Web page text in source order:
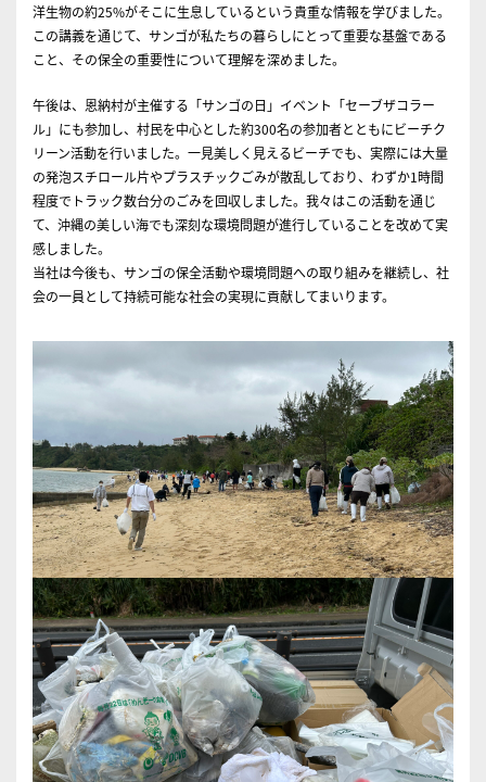
洋生物の約25%がそこに生息しているという貴重な情報を学びました。
この講義を通じて、サンゴが私たちの暮らしにとって重要な基盤である
こと、その保全の重要性について理解を深めました。
午後は、恩納村が主催する「サンゴの日」イベント「セーブザコラー
ル」にも参加し、村民を中心とした約300名の参加者とともにビーチク
リーン活動を行いました。一見美しく見えるビーチでも、実際には大量
の発泡スチロール片やプラスチックごみが散乱しており、わずか1時間
程度でトラック数台分のごみを回収しました。我々はこの活動を通じ
て、沖縄の美しい海でも深刻な環境問題が進行していることを改めて実
感しました。
当社は今後も、サンゴの保全活動や環境問題への取り組みを継続し、社
会の一員として持続可能な社会の実現に貢献してまいります。